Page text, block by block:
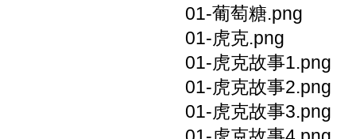
01-葡萄糖.png
01-虎克.png
01-虎克故事1.png
01-虎克故事2.png
01-虎克故事3.png